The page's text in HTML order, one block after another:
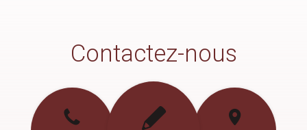
Contactez-nous